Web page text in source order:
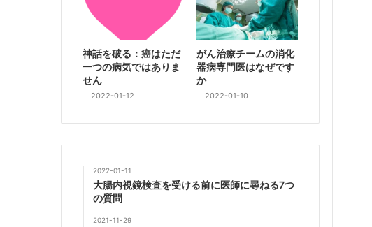
神話を破る：癌はただ
一つの病気ではありま
せん
2022-01-12
がん治療チームの消化
器病専門医はなぜです
か
2022-01-10
2022-01-11
大腸内視鏡検査を受ける前に医師に尋ねる7つ
の質問
2021-11-29